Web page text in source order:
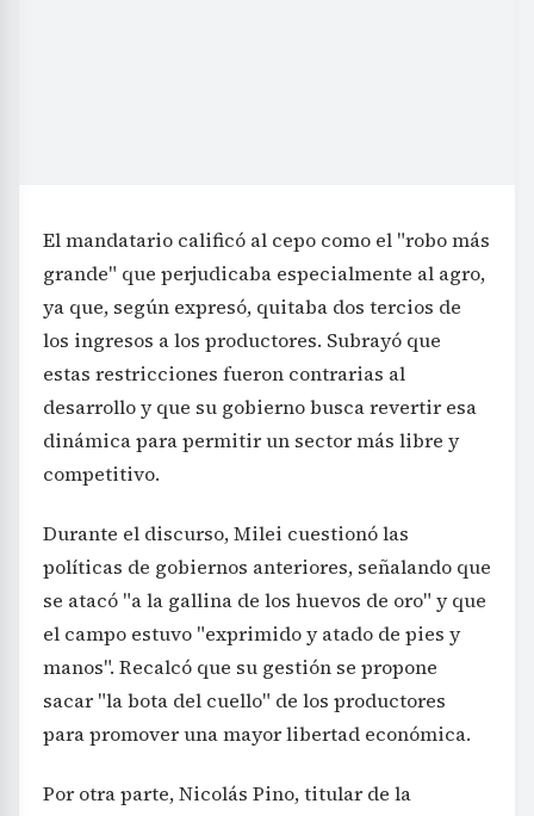
El mandatario calificó al cepo como el "robo más
grande" que perjudicaba especialmente al agro,
ya que, según expresó, quitaba dos tercios de
los ingresos a los productores. Subrayó que
estas restricciones fueron contrarias al
desarrollo y que su gobierno busca revertir esa
dinámica para permitir un sector más libre y
competitivo.
Durante el discurso, Milei cuestionó las
políticas de gobiernos anteriores, señalando que
se atacó "a la gallina de los huevos de oro" y que
el campo estuvo "exprimido y atado de pies y
manos". Recalcó que su gestión se propone
sacar "la bota del cuello" de los productores
para promover una mayor libertad económica.
Por otra parte, Nicolás Pino, titular de la